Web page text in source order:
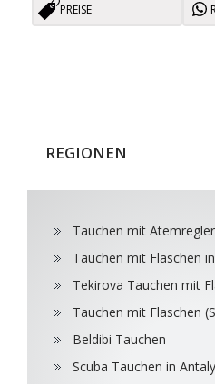
PREISE
REGIONEN
Tauchen mit
Tauchen mit Flaschen
Tekirova Tauchen mit
Tauchen mit Flaschen
Beldibi Tauchen
Scuba Tauchen in